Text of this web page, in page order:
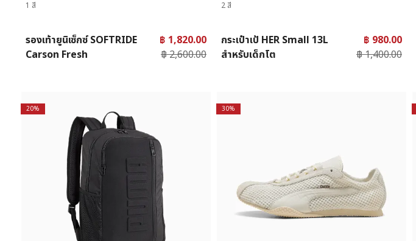
1 สี
รองเท้ายูนิเซ็กซ์ SOFTRIDE
Carson Fresh
฿ 1,820.00
฿ 2,600.00
2 สี
กระเป๋าเป้ HER Small 13L
สำหรับเด็กโต
฿ 980.00
฿ 1,400.00
20% 30%